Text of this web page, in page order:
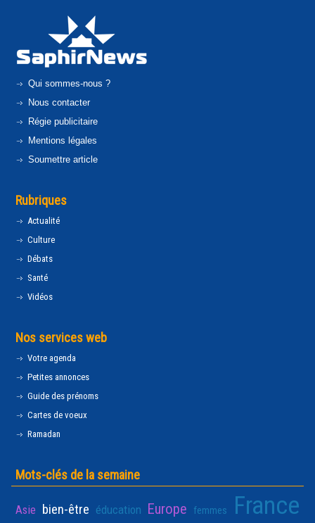
Qui sommes-nous ?
Nous contacter
Régie publicitaire
Mentions légales
Soumettre article
Rubriques
Actualité
Culture
Débats
Santé
Vidéos
Nos services web
Votre agenda
Petites annonces
Guide des prénoms
Cartes de voeux
Ramadan
Mots-clés de la semaine
Asie bien-être éducation Europe femmes France